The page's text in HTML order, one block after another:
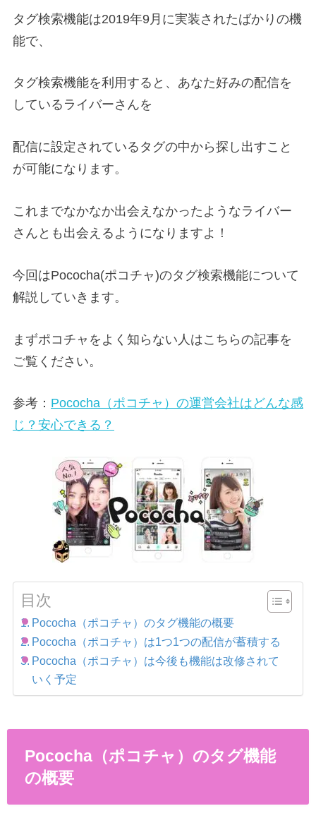
タグ検索機能は2019年9月に実装されたばかりの機
能で、
タグ検索機能を利用すると、あなた好みの配信を
しているライバーさんを
配信に設定されているタグの中から探し出すこと
が可能になります。
これまでなかなか出会えなかったようなライバー
さんとも出会えるようになりますよ！
今回はPococha(ポコチャ)のタグ検索機能について
解説していきます。
まずポコチャをよく知らない人はこちらの記事を
ご覧ください。
参考： Pococha（ポコチャ）の運営会社はどんな感
じ？安心できる？
目次
Pococha（ポコチャ）のタグ機能の概要
Pococha（ポコチャ）は1つ1つの配信が蓄積する
Pococha（ポコチャ）は今後も機能は改修されて
いく予定
Pococha（ポコチャ）のタグ機能
の概要